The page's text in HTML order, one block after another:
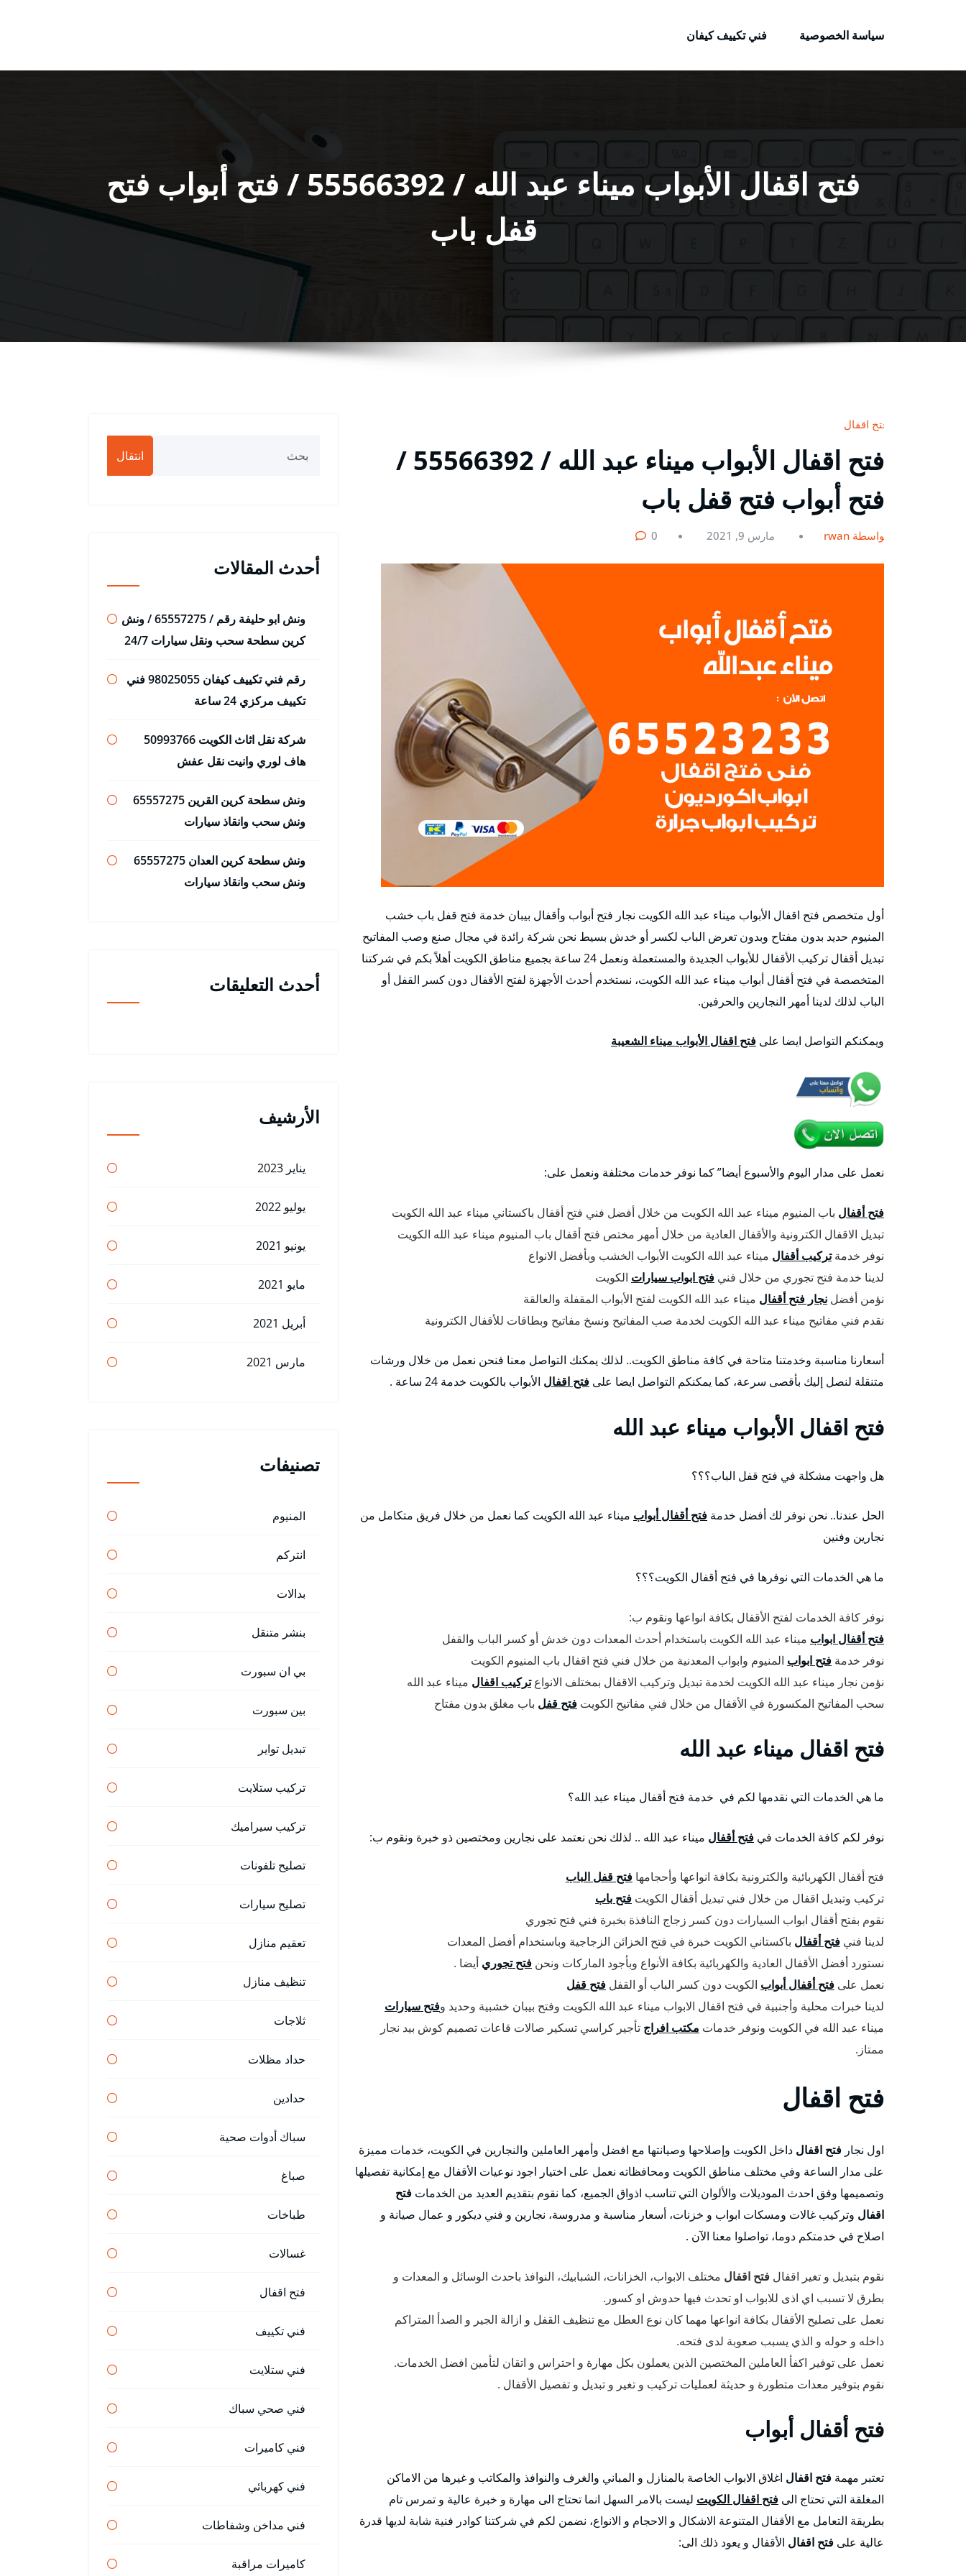
سياسة الخصوصية
فني تكييف كيفان
فتح اقفال الأبواب ميناء عبد الله / 55566392 / فتح أبواب فتح
قفل باب
فتح اقفال
فتح اقفال الأبواب ميناء عبد الله / 55566392 /
فتح أبواب فتح قفل باب
بواسطة rwan مارس 9, 2021 0
أول متخصص فتح اقفال الأبواب ميناء عبد الله الكويت نجار فتح أبواب وأقفال بيبان خدمة فتح قفل باب خشب
المنيوم حديد بدون مفتاح وبدون تعرض الباب لكسر أو خدش بسيط نحن شركة رائدة في مجال صنع وصب المفاتيح
تبديل أقفال تركيب الأقفال للأبواب الجديدة والمستعملة ونعمل 24 ساعة بجميع مناطق الكويت أهلاً بكم في شركتنا
المتخصصة في فتح أقفال أبواب ميناء عبد الله الكويت، نستخدم أحدث الأجهزة لفتح الأقفال دون كسر القفل أو
الباب لذلك لدينا أمهر النجارين والحرفين.
ويمكنكم التواصل ايضا على فتح اقفال الأبواب ميناء الشعيبة
نعمل على مدار اليوم والأسبوع أيضا” كما نوفر خدمات مختلفة ونعمل على:
فتح أقفال باب المنيوم ميناء عبد الله الكويت من خلال أفضل فني فتح أقفال باكستاني ميناء عبد الله الكويت
تبديل الاقفال الكترونية والأقفال العادية من خلال أمهر مختص فتح أقفال باب المنيوم ميناء عبد الله الكويت
نوفر خدمةتركيب أقفال ميناء عبد الله الكويت الأبواب الخشب وبأفضل الانواع
لدينا خدمة فتح تجوري من خلال فني فتح ابواب سيارات الكويت
نؤمن أفضل نجار فتح أقفال ميناء عبد الله الكويت لفتح الأبواب المقفلة والعالقة
نقدم فني مفاتيح ميناء عبد الله الكويت لخدمة صب المفاتيح ونسخ مفاتيح وبطاقات للأقفال الكترونية
أسعارنا مناسبة وخدمتنا متاحة في كافة مناطق الكويت.. لذلك يمكنك التواصل معنا فنحن نعمل من خلال ورشات
متنقلة لنصل إليك بأقصى سرعة، كما يمكنكم التواصل ايضا على فتح اقفال الأبواب بالكويت خدمة 24 ساعة .
فتح اقفال الأبواب ميناء عبد الله
هل واجهت مشكلة في فتح قفل الباب؟؟؟
الحل عندنا.. نحن نوفر لك أفضل خدمة فتح أقفال أبواب ميناء عبد الله الكويت كما نعمل من خلال فريق متكامل من
نجارين وفنين
ما هي الخدمات التي نوفرها في فتح أقفال الكويت؟؟؟
نوفر كافة الخدمات لفتح الأقفال بكافة انواعها ونقوم ب:
فتح أقفال ابواب ميناء عبد الله الكويت باستخدام أحدث المعدات دون خدش أو كسر الباب والقفل
نوفر خدمة فتح ابواب المنيوم وابواب المعدنية من خلال فني فتح اقفال باب المنيوم الكويت
نؤمن نجار ميناء عبد الله الكويت لخدمة تبديل وتركيب الاقفال بمختلف الانواعتركيب اقفال ميناء عبد الله
سحب المفاتيح المكسورة في الأقفال من خلال فني مفاتيح الكويت فتح قفل باب مغلق بدون مفتاح
فتح اقفال ميناء عبد الله
ما هي الخدمات التي نقدمها لكم في خدمة فتح أقفال ميناء عبد الله؟
نوفر لكم كافة الخدمات في فتح أقفال ميناء عبد الله .. لذلك نحن نعتمد على نجارين ومختصين ذو خبرة ونقوم ب:
فتح أقفال الكهربائية والكترونية بكافة انواعها وأحجامها فتح قفل الباب
تركيب وتبديل اقفال من خلال فني تبديل أقفال الكويت فتح باب
نقوم بفتح أقفال ابواب السيارات دون كسر زجاج النافذة بخبرة فني فتح تجوري
لدينا فني فتح أقفال باكستاني الكويت خبرة في فتح الخزائن الزجاجية وباستخدام أفضل المعدات
نستورد أفضل الأقفال العادية والكهربائية بكافة الأنواع وبأجود الماركات ونحن فتح تجوري أيضا .
نعمل على فتح أقفال أبواب الكويت دون كسر الباب أو القفل فتح قفل
لدينا خبرات محلية وأجنبية في فتح اقفال الابواب ميناء عبد الله الكويت وفتح بيبان خشبية وحديد وفتح سيارات
ميناء عبد الله في الكويت ونوفر خدمات مكتب افراج تأجير كراسي تسكير صالات قاعات تصميم كوش بيد نجار
ممتاز.
فتح اقفال
اول نجار فتح اقفال داخل الكويت وإصلاحها وصيانتها مع افضل وأمهر العاملين والنجارين في الكويت، خدمات مميزة
على مدار الساعة وفي مختلف مناطق الكويت ومحافظاته نعمل على اختيار اجود نوعيات الأقفال مع إمكانية تفصيلها
وتصميمها وفق احدث الموديلات والألوان التي تناسب اذواق الجميع، كما نقوم بتقديم العديد من الخدمات فتح
اقفال وتركيب غالات ومسكات ابواب و خزنات، أسعار مناسبة و مدروسة، نجارين و فني ديكور و عمال صيانة و
اصلاح في خدمتكم دوما، تواصلوا معنا الآن .
نقوم بتبديل و تغير اقفال فتح اقفال مختلف الابواب، الخزانات، الشبابيك، النوافذ باحدث الوسائل و المعدات و
بطرق لا تسبب اي اذى للابواب او تحدث فيها حدوش او كسور.
نعمل على تصليح الأقفال بكافة انواعها مهما كان نوع العطل مع تنظيف القفل و ازالة الجير و الصدأ المتراكم
داخله و حوله و الذي يسبب صعوبة لدى فتحه.
نعمل على توفير اكفأ العاملين المختصين الذين يعملون بكل مهارة و احتراس و اتقان لتأمين افضل الخدمات.
نقوم بتوفير معدات متطورة و حديثة لعمليات تركيب و تغير و تبديل و تفصيل الأقفال .
فتح أقفال أبواب
تعتبر مهمة فتح اقفال اغلاق الابواب الخاصة بالمنازل و المباني والغرف والنوافذ والمكاتب و غيرها من الاماكن
المغلقة التي تحتاج الى فتح اقفال الكويت ليست بالامر السهل انما تحتاج الى مهارة و خبرة عالية و تمرس تام
بطريقة التعامل مع الأقفال المتنوعة الاشكال و الاحجام و الانواع، نضمن لكم في شركتنا كوادر فنية شابة لديها قدرة
عالية على فتح اقفال الأقفال و يعود ذلك الى:
انتقال
أحدث المقالات
ونش ابو حليفة رقم / 65557275 / ونش
كرين سطحة سحب ونقل سيارات 24/7
رقم فني تكييف كيفان 98025055 فني
تكييف مركزي 24 ساعة
شركة نقل اثاث الكويت 50993766
هاف لوري وانيت نقل عفش
ونش سطحة كرين القرين 65557275
ونش سحب وانقاذ سيارات
ونش سطحة كرين العدان 65557275
ونش سحب وانقاذ سيارات
أحدث التعليقات
الأرشيف
يناير 2023
يوليو 2022
يونيو 2021
مايو 2021
أبريل 2021
مارس 2021
تصنيفات
المنيوم
انتركم
بدالات
بنشر متنقل
بي ان سبورت
بين سبورت
تبديل تواير
تركيب ستلايت
تركيب سيراميك
تصليح تلفونات
تصليح سيارات
تعقيم منازل
تنظيف منازل
ثلاجات
حداد مظلات
حدادين
سباك أدوات صحية
صباغ
طباخات
غسالات
فتح اقفال
فني تكييف
فني ستلايت
فني صحي سباك
فني كاميرات
فني كهربائي
فني مداخن وشفاطات
كاميرات مراقبة